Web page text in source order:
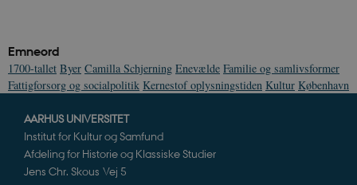
Emneord
1700-tallet Byer Camilla Schjerning Enevælde Familie og samlivsformer
Fattigforsorg og socialpolitik Kernestof oplysningstiden Kultur København
AARHUS UNIVERSITET
Institut for Kultur og Samfund
Afdeling for Historie og Klassiske Studier
Jens Chr. Skous Vej 5
sp_landing
Spotify Inc.
1 dag